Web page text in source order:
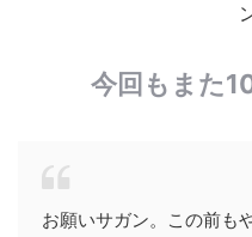
今回もまた
お願いサガン。この前も